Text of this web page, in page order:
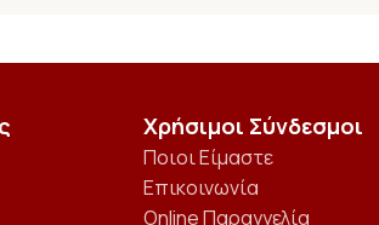
Χρήσιμοι Σύνδεσμοι
Ποιοι Είμαστε
Επικοινωνία
Online Παραγγελία